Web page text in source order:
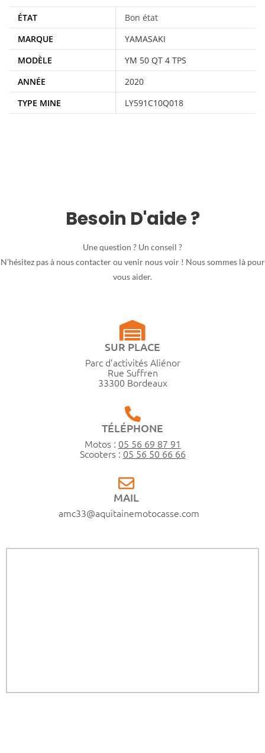
ÉTAT
Bon état
MARQUE
YAMASAKI
MODÈLE
YM 50 QT 4 TPS
ANNÉE
2020
TYPE MINE
LY591C10Q018
Besoin D'aide ?
Une question ? Un conseil ?
N’hésitez pas à nous contacter ou venir nous voir ! Nous sommes là pour
vous aider.
SUR PLACE
Parc d’activités Aliénor
Rue Suffren
33300 Bordeaux
TÉLÉPHONE
Motos : 05 56 69 87 91
Scooters : 05 56 50 66 66
MAIL
amc33@aquitainemotocasse.com